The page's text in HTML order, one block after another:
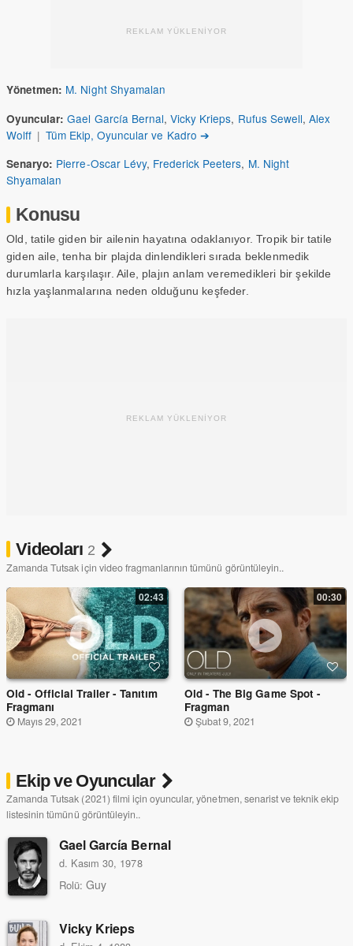
REKLAM YÜKLENİYOR
Yönetmen: M. Night Shyamalan
Oyuncular: Gael García Bernal,Vicky Krieps, Rufus Sewell, Alex
Wolff | Tüm Ekip, Oyuncular ve Kadro ➔
Senaryo: Pierre-Oscar Lévy, Frederick Peeters, M. Night
Shyamalan
Konusu
Old, tatile giden bir ailenin hayatına odaklanıyor. Tropik bir tatile
giden aile, tenha bir plajda dinlendikleri sırada beklenmedik
durumlarla karşılaşır. Aile, plajın anlam veremedikleri bir şekilde
hızla yaşlanmalarına neden olduğunu keşfeder.
REKLAM YÜKLENİYOR
Videoları 2
Zamanda Tutsak için video fragmanlarının tümünü görüntüleyin..
02:43
Old - Official Trailer - Tanıtım
Fragmanı
Mayıs 29, 2021
00:30
Old - The Big Game Spot -
Fragman
Şubat 9, 2021
Ekip ve Oyuncular
Zamanda Tutsak (2021) filmi için oyuncular, yönetmen, senarist ve teknik ekip
listesinin tümünü görüntüleyin..
Gael García Bernal
d. Kasım 30, 1978
Rolü: Guy
Vicky Krieps